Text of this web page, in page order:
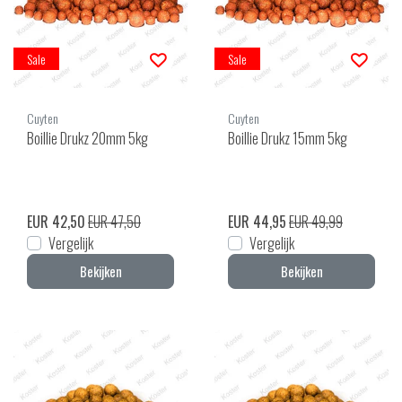
Sale
Cuyten
Boillie Drukz 20mm 5kg
EUR 42,50EUR 47,50
Vergelijk
Bekijken
Sale
Cuyten
Boillie Drukz 15mm 5kg
EUR 44,95EUR 49,99
Vergelijk
Bekijken